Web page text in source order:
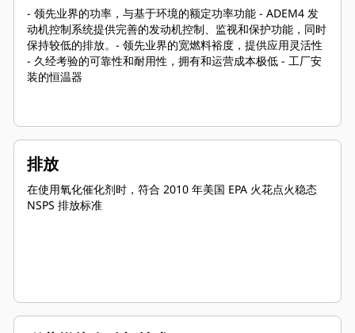
- 领先业界的功率，与基于环境的额定功率功能 - ADEM4 发
动机控制系统提供完善的发动机控制、监视和保护功能，同时
保持较低的排放。- 领先业界的宽燃料裕度，提供应用灵活性
- 久经考验的可靠性和耐用性，拥有和运营成本极低 - 工厂安
装的恒温器
排放
在使用氧化催化剂时，符合 2010 年美国 EPA 火花点火稳态
NSPS 排放标准